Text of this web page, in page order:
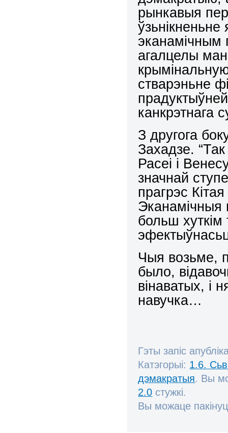
рынкавыя
ўзьнікненьне
эканамічным
агалцелы
стварэньне
канкрэтнага
З другога
Захадзе.
Расеі і
значнай
прагрэс
Эканамічныя
больш хуткім
Чыя возьме,
было,
вінаватых, і
навучка…
Гэты запіс
Катэгорыі: 1.6.
дэмакратыя. Вы
2.0 стужкі.
Вы можаце